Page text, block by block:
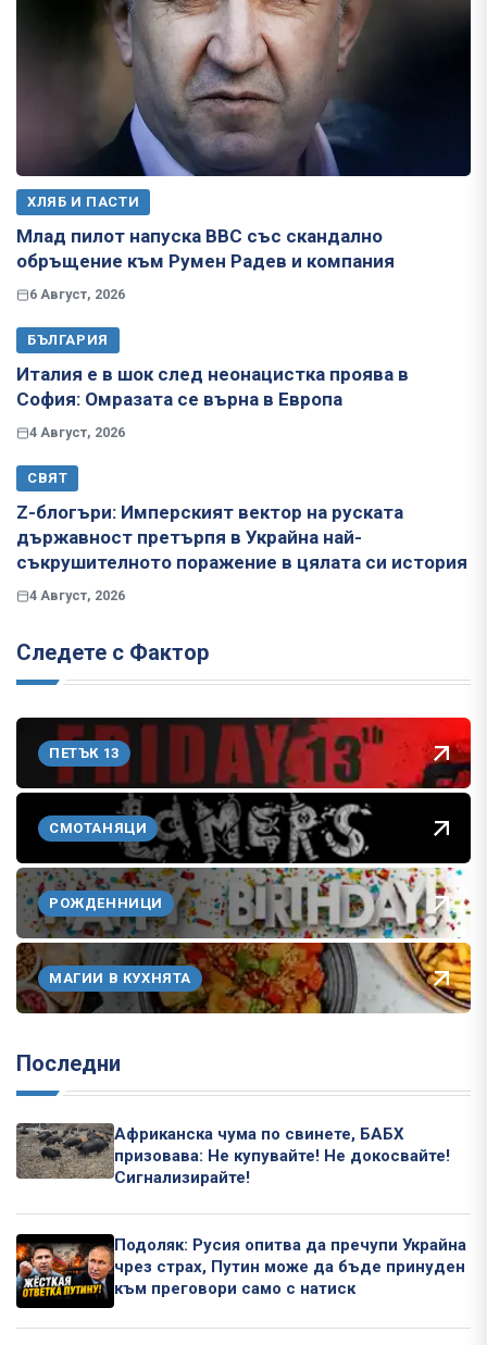
ХЛЯБ И ПАСТИ
Млад пилот напуска ВВС със скандално
обръщение към Румен Радев и компания
6 Август, 2026
БЪЛГАРИЯ
Италия е в шок след неонацистка проява в
София: Омразата се върна в Европа
4 Август, 2026
СВЯТ
Z-блогъри: Имперският вектор на руската
държавност претърпя в Украйна най-
съкрушителното поражение в цялата си история
4 Август, 2026
Следете с Фактор
ПЕТЪК 13
СМОТАНЯЦИ
РОЖДЕННИЦИ
МАГИИ В КУХНЯТА
Последни
Африканска чума по свинете, БАБХ
призовава: Не купувайте! Не докосвайте!
Сигнализирайте!
Подоляк: Русия опитва да пречупи Украйна
чрез страх, Путин може да бъде принуден
към преговори само с натиск